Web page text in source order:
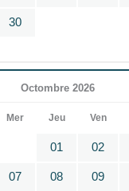
30
Octombre 2026
Mer Jeu Ven
01 02
07 08 09